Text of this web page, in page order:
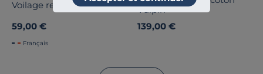
Voilage recyclé Lancelot
59,00 €
Français
Vulpin
139,00 €